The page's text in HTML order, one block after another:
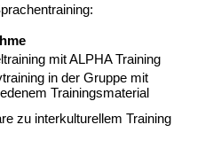
mit ALPHA Training
in der Gruppe mit
Trainingsmaterial
zu interkulturellem Training